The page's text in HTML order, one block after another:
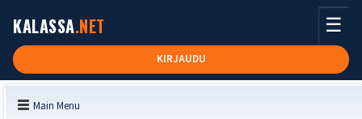
KALASSA.NET
KIRJAUDU
☰
Main Menu